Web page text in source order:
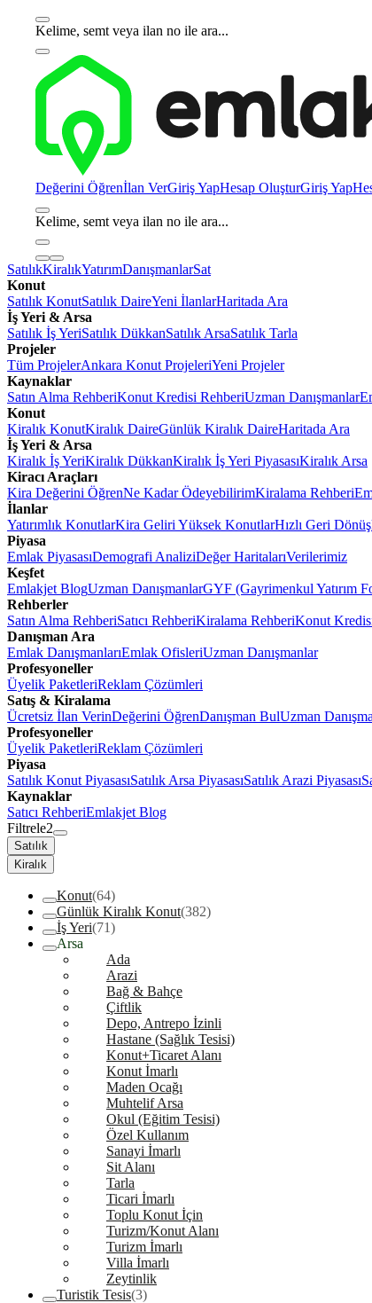
Kelime, semt veya ilan no ile ara...
Değerini Öğrenİlan VerGiriş YapHesap OluşturGiriş Yap
Kelime, semt veya ilan no ile ara...
SatılıkKiralıkYatırımDanışmanlarSat
Konut
Satılık KonutSatılık DaireYeni İlanlarHaritada Ara
İş Yeri & Arsa
Satılık İş YeriSatılık DükkanSatılık ArsaSatılık Tarla
Projeler
Tüm ProjelerAnkara Konut ProjeleriYeni Projeler
Kaynaklar
Satın Alma RehberiKonut Kredisi RehberiUzman Danışmanlar
Konut
Kiralık KonutKiralık DaireGünlük Kiralık DaireHaritada Ara
İş Yeri & Arsa
Kiralık İş YeriKiralık DükkanKiralık İş Yeri PiyasasıKiralık Arsa
Kiracı Araçları
Kira Değerini ÖğrenNe Kadar ÖdeyebilirimKiralama Rehberi
İlanlar
Yatırımlık KonutlarKira Geliri Yüksek KonutlarHızlı Geri
Piyasa
Emlak PiyasasıDemografi AnaliziDeğer HaritalarıVerilerimiz
Keşfet
Emlakjet BlogUzman DanışmanlarGYF (Gayrimenkul Yatırım
Rehberler
Satın Alma RehberiSatıcı RehberiKiralama RehberiKonut
Danışman Ara
Emlak DanışmanlarıEmlak OfisleriUzman Danışmanlar
Profesyoneller
Üyelik PaketleriReklam Çözümleri
Satış & Kiralama
Ücretsiz İlan VerinDeğerini ÖğrenDanışman BulUzman
Profesyoneller
Üyelik PaketleriReklam Çözümleri
Piyasa
Satılık Konut PiyasasıSatılık Arsa PiyasasıSatılık Arazi Piyasası
Kaynaklar
Satıcı RehberiEmlakjet Blog
Filtrele2
Satılık
Kiralık
Konut(64)
Günlük Kiralık Konut(382)
İş Yeri(71)
Arsa
Ada
Arazi
Bağ & Bahçe
Çiftlik
Depo, Antrepo İzinli
Hastane (Sağlık Tesisi)
Konut+Ticaret Alanı
Konut İmarlı
Maden Ocağı
Muhtelif Arsa
Okul (Eğitim Tesisi)
Özel Kullanım
Sanayi İmarlı
Sit Alanı
Tarla
Ticari İmarlı
Toplu Konut İçin
Turizm/Konut Alanı
Turizm İmarlı
Villa İmarlı
Zeytinlik
Turistik Tesis(3)